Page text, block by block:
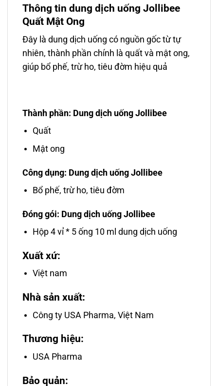
Thông tin dung dịch uống Jollibee
Quất Mật Ong
Đây là dung dịch uống có nguồn gốc từ tự
nhiên, thành phần chính là quất và mật ong,
giúp bổ phế, trừ ho, tiêu đờm hiệu quả
Thành phần: Dung dịch uống Jollibee
Quất
Mật ong
Công dụng: Dung dịch uống Jollibee
Bổ phế, trừ ho, tiêu đờm
Đóng gói: Dung dịch uống Jollibee
Hộp 4 vỉ * 5 ống 10 ml dung dịch uống
Xuất xứ:
Việt nam
Nhà sản xuất:
Công ty USA Pharma, Việt Nam
Thương hiệu:
USA Pharma
Bảo quản: